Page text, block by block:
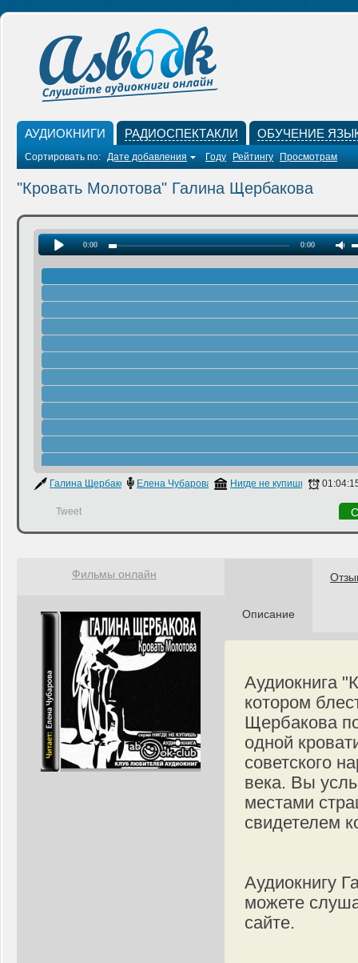
АУДИОКНИГИ РАДИОСПЕКТАКЛИ ОБУЧЕНИЕ
Сортировать по: Дате добавления Году Рейтингу Просмотрам
"Кровать Молотова" Галина Щербакова
0:00 0:00
Галина Щербакова Елена Чубарова Нигде не купишь
Tweet
Описание
Аудиокнига
котором
Щербакова
одной
советского
века. Вы
местами
свидетелем
Аудиокнигу
можете
сайте.
Фильмы онлайн